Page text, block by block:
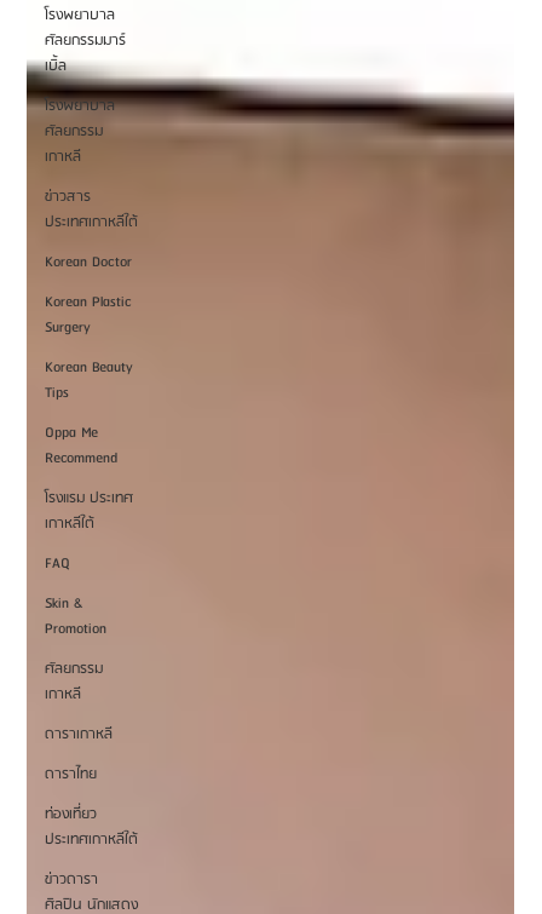
โรงพยาบาล
ศัลยกรรมมาร์
เบิ้ล
โรงพยาบาล
ศัลยกรรม
เกาหลี
ข่าวสาร
ประเทศเกาหลีใต้
Korean Doctor
Korean Plastic
Surgery
Korean Beauty
Tips
Oppa Me
Recommend
โรงแรม ประเทศ
เกาหลีใต้
FAQ
Skin &
Promotion
ศัลยกรรม
เกาหลี
ดาราเกาหลี
ดาราไทย
ท่องเที่ยว
ประเทศเกาหลีใต้
ข่าวดารา
ศิลปิน นักแสดง